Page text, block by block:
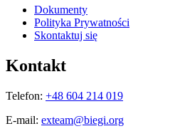
Dokumenty
Polityka Prywatności
Skontaktuj się
Kontakt
Telefon: +48 604 214 019
E-mail: exteam@biegi.org